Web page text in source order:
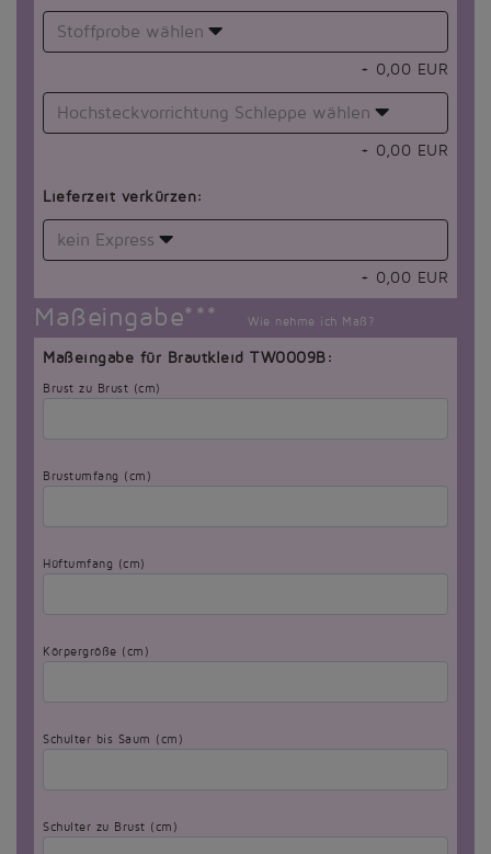
Stoffprobe wählen
+ 0,00 EUR
Hochsteckvorrichtung Schleppe wählen
+ 0,00 EUR
Lieferzeit verkürzen:
kein Express
+ 0,00 EUR
Maßeingabe*** Wie nehme ich Maß?
Maßeingabe für Brautkleid TW0009B:
Brust zu Brust (cm)
Brustumfang (cm)
Hüftumfang (cm)
Körpergröße (cm)
Schulter bis Saum (cm)
Schulter zu Brust (cm)